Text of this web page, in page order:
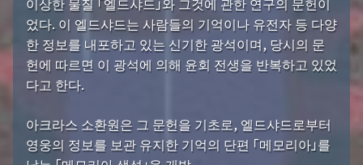
었다. 이 엘드샤드는 사람들의 기억이나 유전자 등 다양
한 정보를 내포하고 있는 신기한 광석이며, 당시의 문
헌에 따르면 이 광석에 의해 윤회 전생을 반복하고 있었
다고 한다.
아크라스 소환원은 그 문헌을 기초로, 엘드샤드로부터
영웅의 정보를 보관 유지한 기억의 단편 「메모리아」를